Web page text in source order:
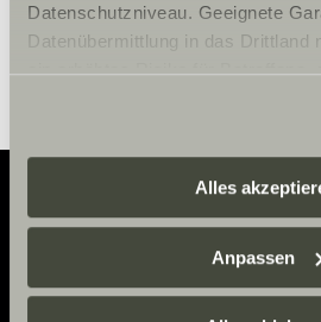
Datenschutzniveau. Geeignete
Datenübermittlung in das Drittland
ein erhöhtes Risiko für Betroffene,
zustehen. Eingesetzte
eigene Zwecke verarbeiten und
zusammenführen. Weitere
Datenschutzerklärung
einzelne Cookies/Dienste in den
erteilen Sie uns Ihre Einwilligung
Alles
Anpassen
Now.